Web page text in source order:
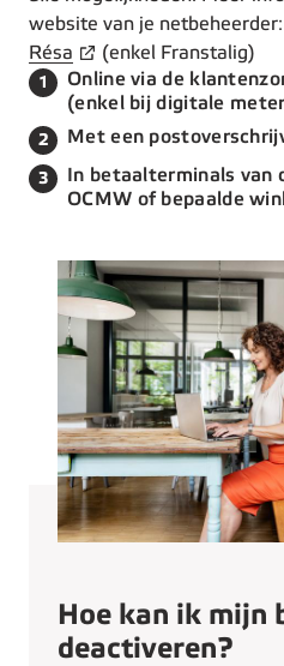
website van je netbeheerder:
Résa
(enkel Franstalig)
1 Stap 1 van de 3:
Online via de
(enkel bij digitale
2 Stap 2 van de 3:
Met een
3 Stap 3 van de 3:
In betaalterminals van
OCMW of bepaalde
Hoe kan ik mijn
deactiveren?